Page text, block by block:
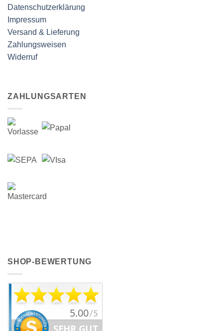
Datenschutzerklärung
Impressum
Versand & Lieferung
Zahlungsweisen
Widerruf
ZAHLUNGSARTEN
SHOP-BEWERTUNG